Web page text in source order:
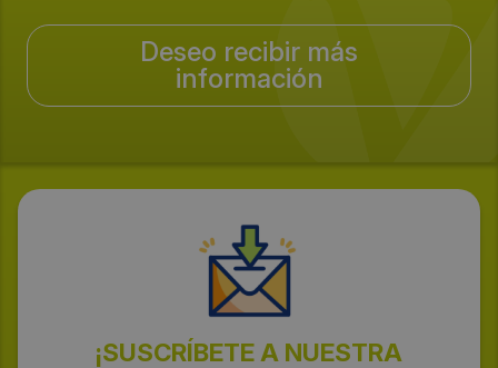
Deseo recibir más
información
¡SUSCRÍBETE A NUESTRA